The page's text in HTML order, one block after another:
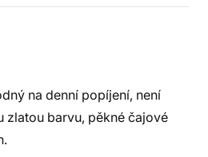
na denní popíjení, není
zlatou barvu, pěkné čajové